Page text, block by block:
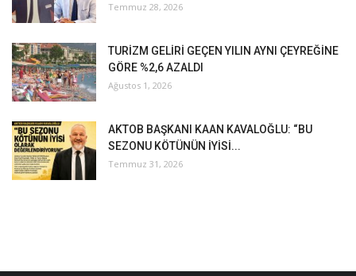
Temmuz 28, 2026
TURİZM GELİRİ GEÇEN YILIN AYNI ÇEYREĞİNE
GÖRE %2,6 AZALDI
Ağustos 1, 2026
AKTOB BAŞKANI KAAN KAVALOĞLU: “BU
SEZONU KÖTÜNÜN İYİSİ...
Temmuz 31, 2026